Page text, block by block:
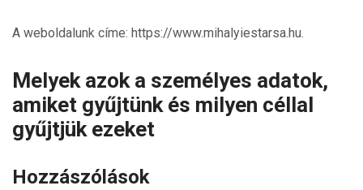
A weboldalunk címe: https://www.mihalyiestarsa.hu.
Melyek azok a személyes adatok,
amiket gyűjtünk és milyen céllal
gyűjtjük ezeket
Hozzászólások